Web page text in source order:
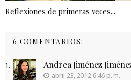
Reflexiones de primeras veces...
6 COMENTARIOS:
Andrea Jiménez
abril 23, 2012 6:46 p. m.